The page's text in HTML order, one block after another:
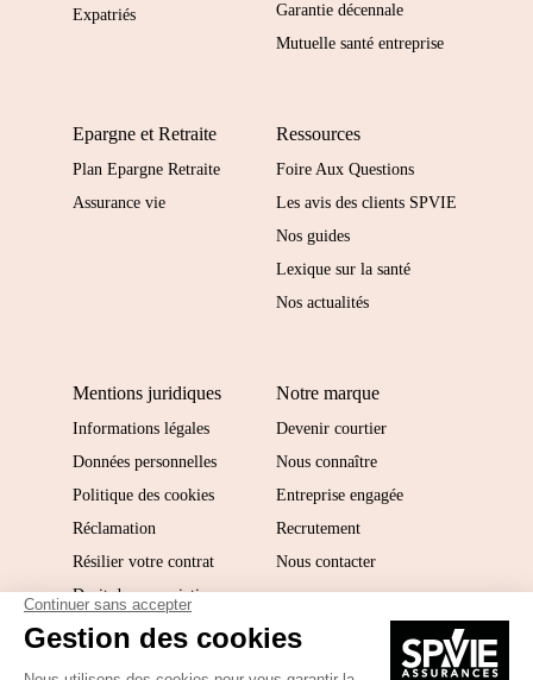
Expatriés
Garantie décennale
Mutuelle santé entreprise
Epargne et Retraite
Plan Epargne Retraite
Assurance vie
Ressources
Foire Aux Questions
Les avis des clients SPVIE
Nos guides
Lexique sur la santé
Nos actualités
Mentions juridiques
Informations légales
Données personnelles
Politique des cookies
Réclamation
Résilier votre contrat
Droit de renonciation
Notre marque
Devenir courtier
Nous connaître
Entreprise engagée
Recrutement
Nous contacter